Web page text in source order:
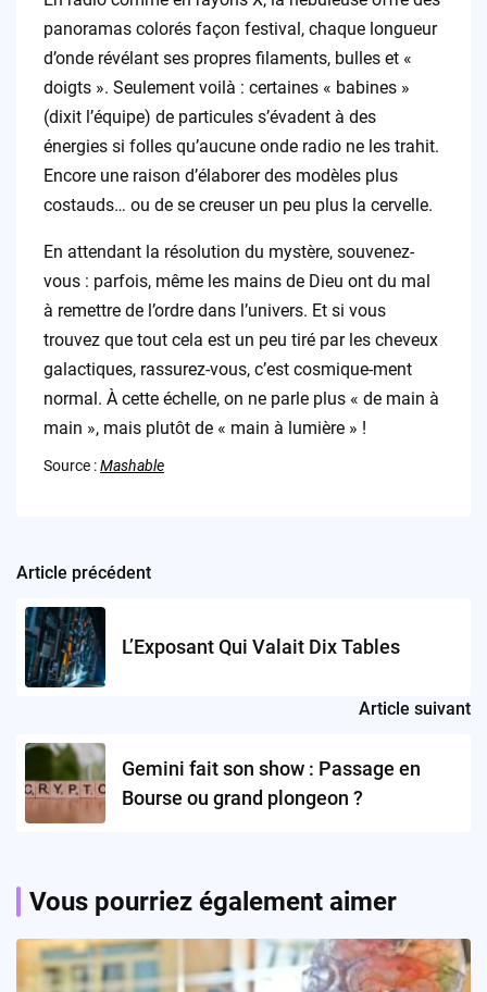
panoramas colorés façon festival, chaque longueur
d’onde révélant ses propres filaments, bulles et «
doigts ». Seulement voilà : certaines « babines »
(dixit l’équipe) de particules s’évadent à des
énergies si folles qu’aucune onde radio ne les trahit.
Encore une raison d’élaborer des modèles plus
costauds… ou de se creuser un peu plus la cervelle.
En attendant la résolution du mystère, souvenez-
vous : parfois, même les mains de Dieu ont du mal
à remettre de l’ordre dans l’univers. Et si vous
trouvez que tout cela est un peu tiré par les cheveux
galactiques, rassurez-vous, c’est cosmique-ment
normal. À cette échelle, on ne parle plus « de main à
main », mais plutôt de « main à lumière » !
Source :Mashable
Post
navigation
Article précédent
L’Exposant Qui Valait Dix Tables
Article suivant
Gemini fait son show : Passage en
Bourse ou grand plongeon ?
Vous pourriez également aimer